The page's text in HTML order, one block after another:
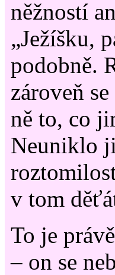
něžností
„Ježíšku,
podobně.
zároveň
ně to, co
Neuniklo
v tom
To je
– on se